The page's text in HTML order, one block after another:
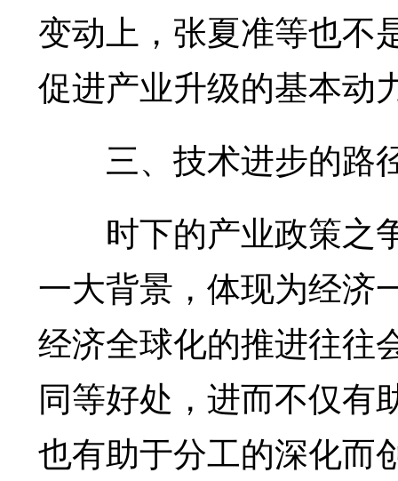
变动上，张夏准等也不
促进产业升级的基本动
三、技术进步的路
时下的产业政策之
一大背景，体现为经济
经济全球化的推进往往
同等好处，进而不仅有
也有助于分工的深化而